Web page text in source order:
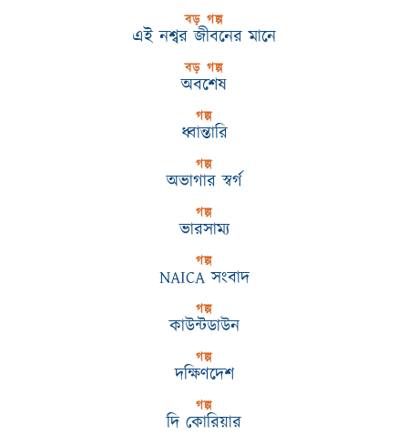
বড় গল্প
এই নশ্বর জীবনের মানে
বড় গল্প
অবশেষ
গল্প
ধ্বান্তারি
গল্প
অভাগার স্বর্গ
গল্প
ভারসাম্য
গল্প
NAICA সংবাদ
গল্প
কাউন্টডাউন
গল্প
দক্ষিণদেশ
গল্প
দি কোরিয়ার